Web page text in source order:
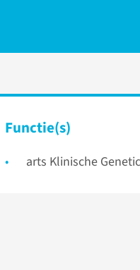
Functie(s)
arts Klinische